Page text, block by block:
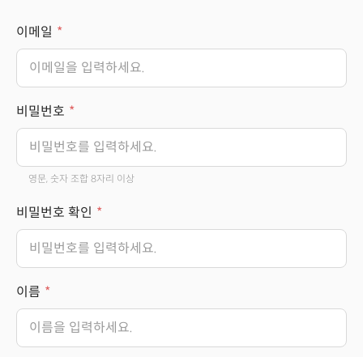
이메일
비밀번호
영문, 숫자 조합 8자리 이상
비밀번호 확인
이름